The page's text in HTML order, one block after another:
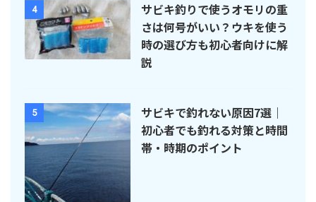
4
サビキ釣りで使うオモリの重
さは何号がいい？ウキを使う
時の選び方も初心者向けに解
説
5
サビキで釣れない原因7選｜
初心者でも釣れる対策と時間
帯・時期のポイント